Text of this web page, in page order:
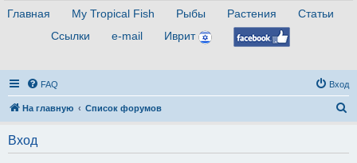
Главная My Tropical Fish Рыбы Растения
Статьи
Ссылки
e-mail Иврит
FAQ Вход
На главную Список форумов
Вход